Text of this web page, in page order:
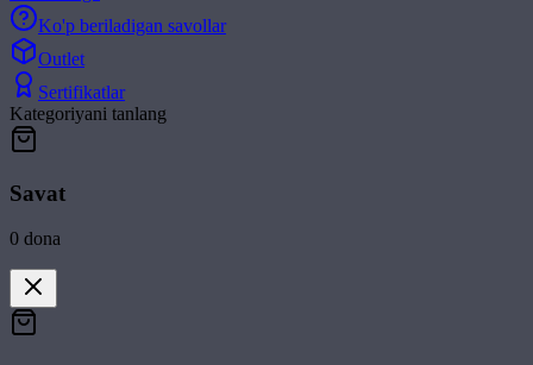
Ko'p beriladigan savollar
Outlet
Sertifikatlar
Kategoriyani tanlang
Savat
0 dona